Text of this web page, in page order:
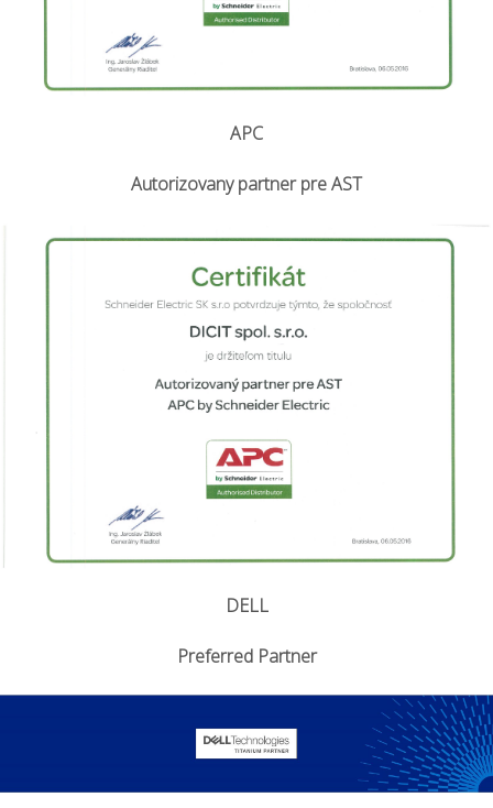
APC
Autorizovany partner pre AST
DELL
Preferred Partner